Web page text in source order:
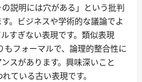
説明には穴がある」という批判
。ビジネスや学術的な議論でよ
すぎない表現です。類似表現
もフォーマルで、論理的整合性に
スがあります。興味深いこと
ている古い表現です。